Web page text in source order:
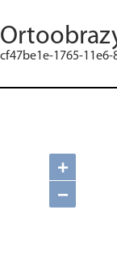
cf47be1e-1765-
+
−